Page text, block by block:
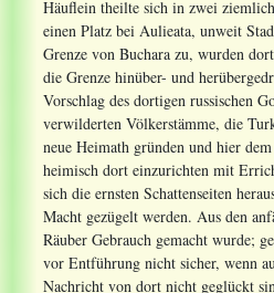
Häuflein theilte sich in zwei
einen Platz bei Aulieata, unweit
Grenze von Buchara zu, wurden
die Grenze hinüber- und
Vorschlag des dortigen russischen
verwilderten Völkerstämme, die
neue Heimath gründen und hier
heimisch dort einzurichten mit
sich die ernsten Schattenseiten
Macht gezügelt werden. Aus den
Räuber Gebrauch gemacht wurde;
vor Entführung nicht sicher, wenn
Nachricht von dort nicht geglückt